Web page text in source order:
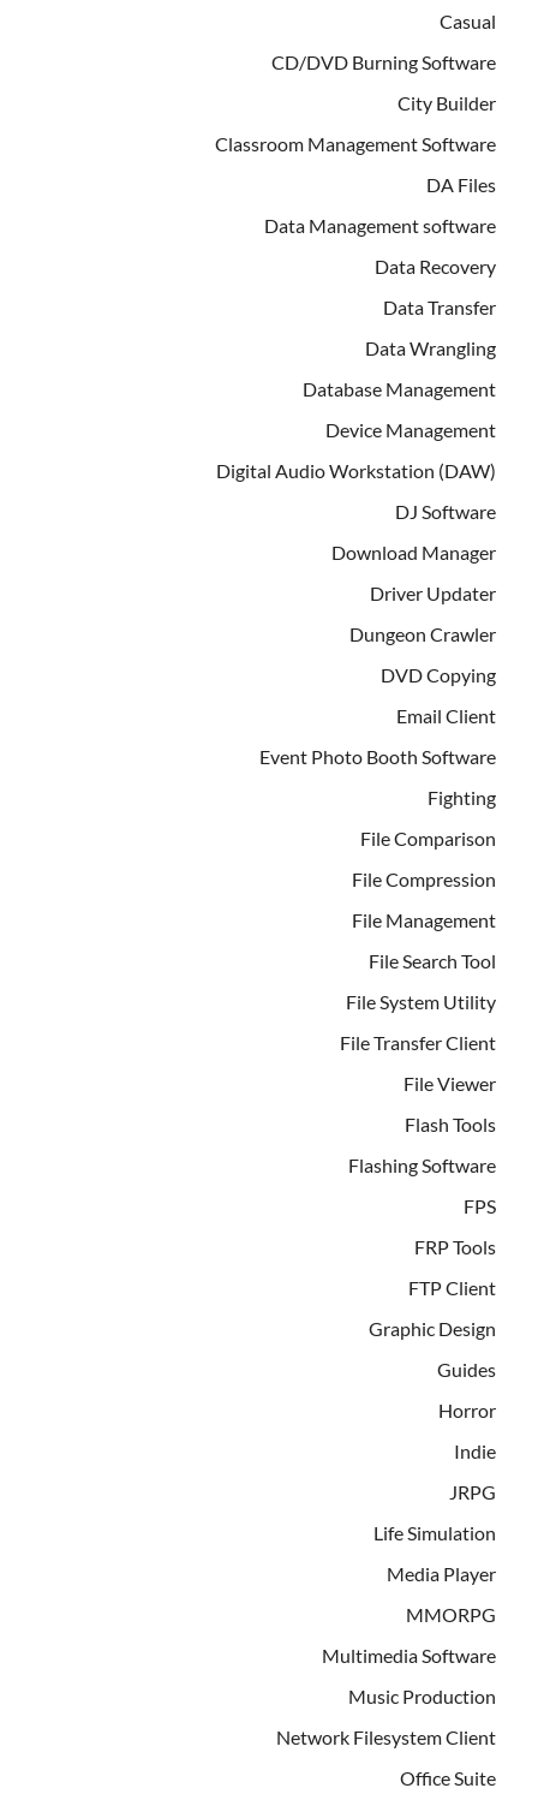
Casual
CD/DVD Burning Software
City Builder
Classroom Management Software
DA Files
Data Management software
Data Recovery
Data Transfer
Data Wrangling
Database Management
Device Management
Digital Audio Workstation (DAW)
DJ Software
Download Manager
Driver Updater
Dungeon Crawler
DVD Copying
Email Client
Event Photo Booth Software
Fighting
File Comparison
File Compression
File Management
File Search Tool
File System Utility
File Transfer Client
File Viewer
Flash Tools
Flashing Software
FPS
FRP Tools
FTP Client
Graphic Design
Guides
Horror
Indie
JRPG
Life Simulation
Media Player
MMORPG
Multimedia Software
Music Production
Network Filesystem Client
Office Suite